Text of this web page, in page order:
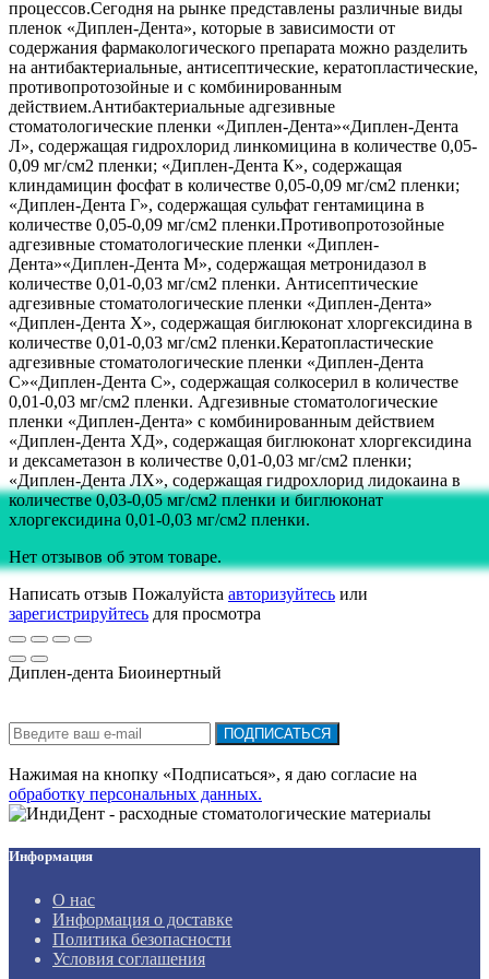
процессов.Сегодня на рынке представлены различные виды
пленок «Диплен-Дента», которые в зависимости от
содержания фармакологического препарата можно разделить
на антибактериальные, антисептические, кератопластические,
противопротозойные и с комбинированным
действием.Антибактериальные адгезивные
стоматологические пленки «Диплен-Дента»«Диплен-Дента
Л», содержащая гидрохлорид линкомицина в количестве 0,05-
0,09 мг/см2 пленки; «Диплен-Дента К», содержащая
клиндамицин фосфат в количестве 0,05-0,09 мг/см2 пленки;
«Диплен-Дента Г», содержащая сульфат гентамицина в
количестве 0,05-0,09 мг/см2 пленки.Противопротозойные
адгезивные стоматологические пленки «Диплен-
Дента»«Диплен-Дента М», содержащая метронидазол в
количестве 0,01-0,03 мг/см2 пленки. Антисептические
адгезивные стоматологические пленки «Диплен-Дента»
«Диплен-Дента X», содержащая биглюконат хлоргексидина в
количестве 0,01-0,03 мг/см2 пленки.Кератопластические
адгезивные стоматологические пленки «Диплен-Дента
С»«Диплен-Дента С», содержащая солкосерил в количестве
0,01-0,03 мг/см2 пленки. Адгезивные стоматологические
пленки «Диплен-Дента» с комбинированным действием
«Диплен-Дента ХД», содержащая биглюконат хлоргексидина
и дексаметазон в количестве 0,01-0,03 мг/см2 пленки;
«Диплен-Дента ЛХ», содержащая гидрохлорид лидокаина в
количестве 0,03-0,05 мг/см2 пленки и биглюконат
хлоргексидина 0,01-0,03 мг/см2 пленки.
Нет отзывов об этом товаре.
Написать отзыв Пожалуйста авторизуйтесь или
зарегистрируйтесь для просмотра
Диплен-дента Биоинертный
ПОДПИСАТЬСЯ
Нажимая на кнопку «Подписаться», я даю cогласие на
обработку персональных данных.
Информация
О нас
Информация о доставке
Политика безопасности
Условия соглашения